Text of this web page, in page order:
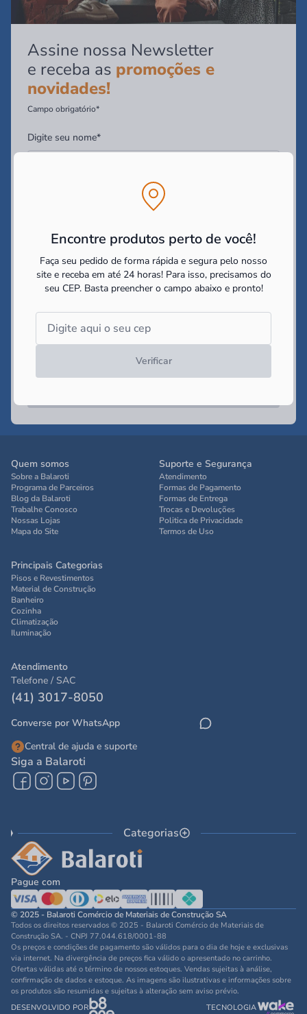
Encontre produtos perto de você!
Faça seu pedido de forma rápida e segura pelo nosso
site e receba em até 24 horas! Para isso, precisamos do
seu CEP. Basta preencher o campo abaixo e pronto!
Verificar
Assine nossa Newsletter
e receba as promoções e
novidades!
Campo obrigatório*
Digite seu nome*
Digite seu WhatsApp (Opcional)
Construir Reformar Decorar
Li e concordo com aspoliticas de cookies e políticas de
impostas pelo site
Quem somos
Sobre a Balaroti
Programa de Parceiros
Blog da Balaroti
Trabalhe Conosco
Nossas Lojas
Mapa do Site
Suporte e Segurança
Atendimento
Formas de Pagamento
Formas de Entrega
Trocas e Devoluções
Politica de Privacidade
Termos de Uso
Principais Categorias
Pisos e Revestimentos
Material de Construção
Banheiro
Cozinha
Climatização
Iluminação
Atendimento
Telefone / SAC
(41) 3017-8050
Converse por WhatsApp
Central de ajuda e suporte
Siga a Balaroti
Categorias
Pague com
© 2025 - Balaroti Comércio de Materiais de Construção SA
Todos os direitos reservados © 2025 - Balaroti Comércio de Materiais de
Construção SA. - CNPJ 77.044.618/0001-88
Os preços e condições de pagamento são válidos para o dia de hoje e exclusivas
via internet. Na divergência de preços fica válido o apresentado no carrinho.
Ofertas válidas até o término de nossos estoques. Vendas sujeitas à análise,
confirmação de dados e estoque. As imagens são ilustrativas e informações sobre
os produtos são resumidas e sujeitas à alteração sem aviso prévio.
DESENVOLVIDO POR
TECNOLOGIA